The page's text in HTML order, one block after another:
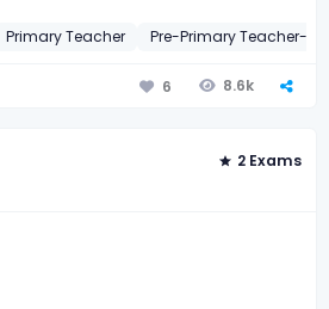
Primary Teacher Pre-Primary Teacher-
6 8.6k
2 Exams